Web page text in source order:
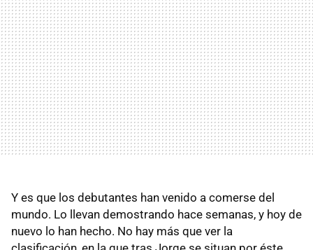
Y es que los debutantes han venido a comerse del
mundo. Lo llevan demostrando hace semanas, y hoy de
nuevo lo han hecho. No hay más que ver la